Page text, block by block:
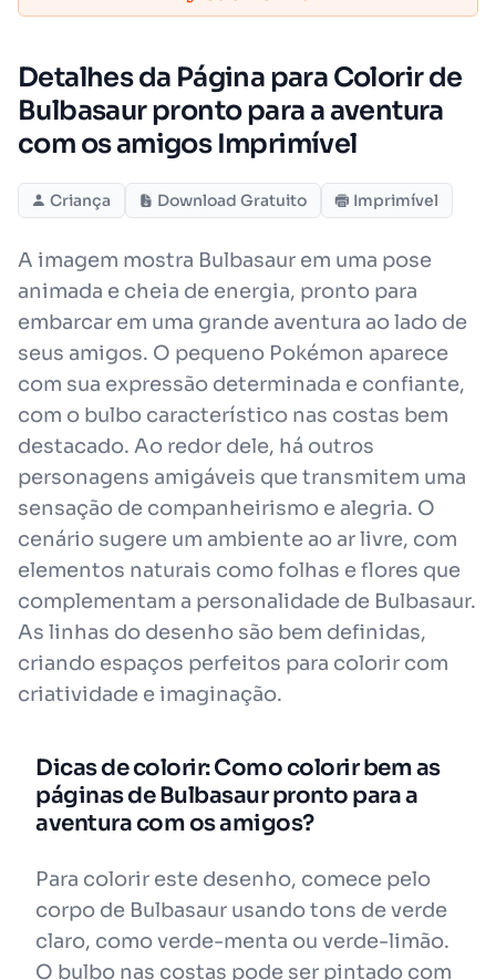
Detalhes da Página para Colorir de
Bulbasaur pronto para a aventura
com os amigos Imprimível
Criança Download Gratuito Imprimível
A imagem mostra Bulbasaur em uma pose
animada e cheia de energia, pronto para
embarcar em uma grande aventura ao lado de
seus amigos. O pequeno Pokémon aparece
com sua expressão determinada e confiante,
com o bulbo característico nas costas bem
destacado. Ao redor dele, há outros
personagens amigáveis que transmitem uma
sensação de companheirismo e alegria. O
cenário sugere um ambiente ao ar livre, com
elementos naturais como folhas e flores que
complementam a personalidade de Bulbasaur.
As linhas do desenho são bem definidas,
criando espaços perfeitos para colorir com
criatividade e imaginação.
Dicas de colorir: Como colorir bem as
páginas de Bulbasaur pronto para a
aventura com os amigos?
Para colorir este desenho, comece pelo
corpo de Bulbasaur usando tons de verde
claro, como verde-menta ou verde-limão.
O bulbo nas costas pode ser pintado com